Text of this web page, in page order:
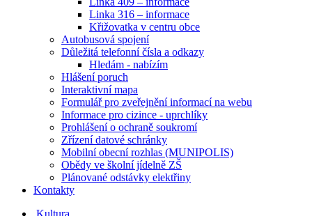
Linka 316 – informace
Křižovatka v centru obce
Autobusová spojení
Důležitá telefonní čísla a odkazy
Hledám - nabízím
Hlášení poruch
Interaktivní mapa
Formulář pro zveřejnění informací na webu
Informace pro cizince - uprchlíky
Prohlášení o ochraně soukromí
Zřízení datové schránky
Mobilní obecní rozhlas (MUNIPOLIS)
Obědy ve školní jídelně ZŠ
Plánované odstávky elektřiny
Kontakty
Kultura